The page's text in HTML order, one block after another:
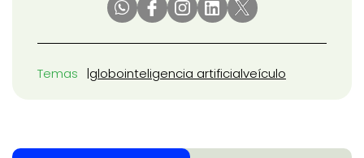
Temas globointeligencia artificialveículo